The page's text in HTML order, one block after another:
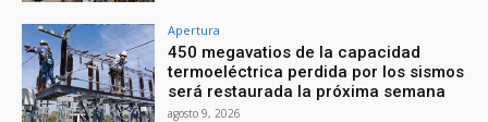
Apertura
450 megavatios de la capacidad
termoeléctrica perdida por los sismos
será restaurada la próxima semana
agosto 9, 2026